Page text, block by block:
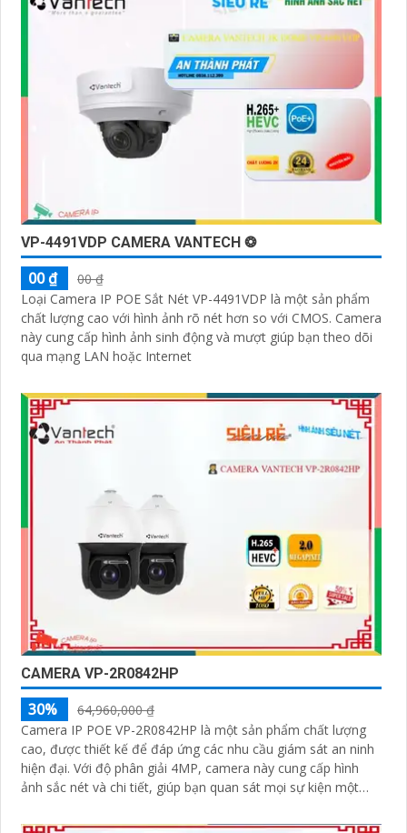
VP-4491VDP CAMERA VANTECH ❂
00 ₫
00 ₫
Loại Camera IP POE Sắt Nét VP-4491VDP là một sản phẩm
chất lượng cao với hình ảnh rõ nét hơn so với CMOS. Camera
này cung cấp hình ảnh sinh động và mượt giúp bạn theo dõi
qua mạng LAN hoặc Internet
CAMERA VP-2R0842HP
30%
64,960,000 ₫
Camera IP POE VP-2R0842HP là một sản phẩm chất lượng
cao, được thiết kế để đáp ứng các nhu cầu giám sát an ninh
hiện đại. Với độ phân giải 4MP, camera này cung cấp hình
ảnh sắc nét và chi tiết, giúp bạn quan sát mọi sự kiện một